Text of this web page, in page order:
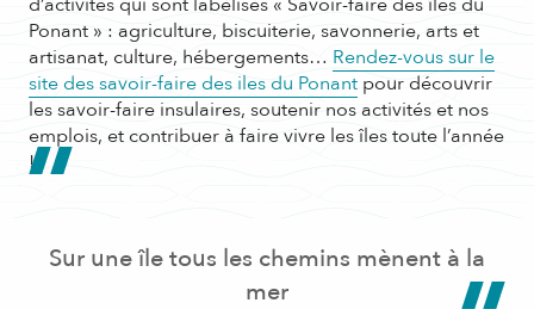
Ponant » : agriculture, biscuiterie, savonnerie, arts et
artisanat, culture, hébergements… Rendez-vous sur le
site des savoir-faire des iles du Ponant pour découvrir
les savoir-faire insulaires, soutenir nos activités et nos
emplois, et contribuer à faire vivre les îles toute l’année
!
Sur une île tous les chemins mènent à la
mer